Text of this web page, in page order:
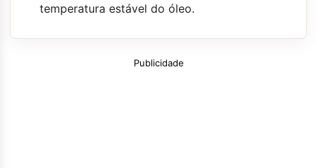
temperatura estável do óleo.
Publicidade